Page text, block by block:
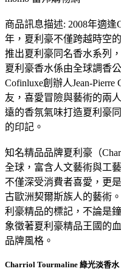
商品訊息描述: 2008年適
年，夏利豪不僅跨越時空
推出夏利豪同名香水系列
夏利豪香水係由全球調香
Cofinluxe創辦人Jean-
友，喜愛冒險與藝術的兩
遠的香氛氣味打造夏利豪
的印記。
知名精品品牌夏利豪（
全球，富含人文藝術與工
不僅深受消費者喜愛，更
古歐洲契爾斯族人的藝術
利豪精品的標記，不論是
象徵著夏利豪精品王國的
品牌風格。
Charriol Tourmaline 綠光淡香水